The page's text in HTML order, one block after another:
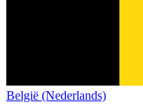
België (Nederlands)